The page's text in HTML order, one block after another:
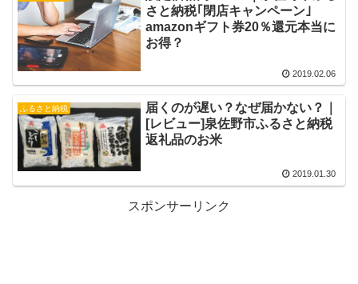
さと納税｢閉店キャンペーン｣
amazonギフト券20％還元本当に
お得？
2019.02.06
ふるさと納税
届くのが遅い？なぜ届かない？｜
[レビュー]泉佐野市ふるさと納税
返礼品のお米
2019.01.30
スポンサーリンク